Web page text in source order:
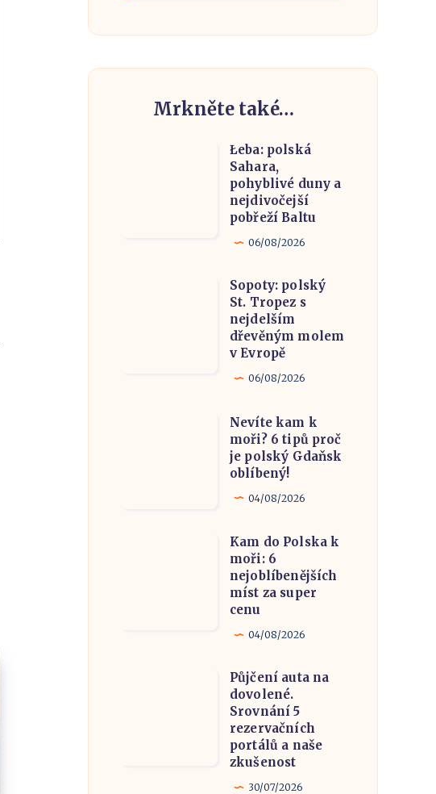
Mrkněte také…
Łeba: polská
Sahara,
pohyblivé duny a
nejdivočejší
pobřeží Baltu
06/08/2026
Sopoty: polský
St. Tropez s
nejdelším
dřevěným molem
v Evropě
06/08/2026
Nevíte kam k
moři? 6 tipů proč
je polský Gdaňsk
oblíbený!
04/08/2026
Kam do Polska k
moři: 6
nejoblíbenějších
míst za super
cenu
04/08/2026
Půjčení auta na
dovolené.
Srovnání 5
rezervačních
portálů a naše
zkušenost
30/07/2026